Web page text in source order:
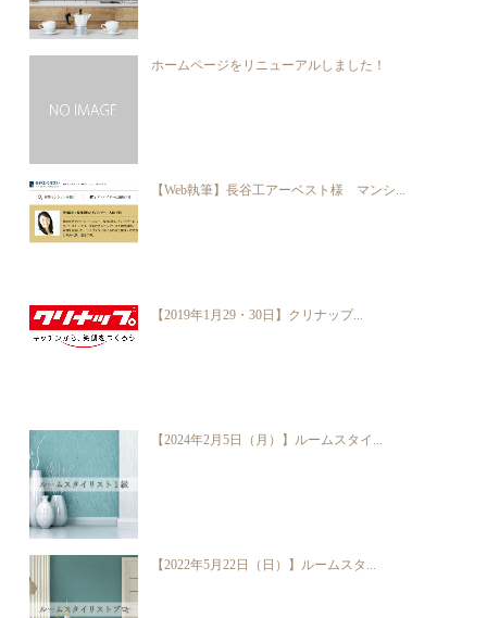
ホームページをリニューアルしました！
【Web執筆】長谷工アーベスト様 マンシ...
【2019年1月29・30日】クリナップ...
【2024年2月5日（月）】ルームスタイ...
【2022年5月22日（日）】ルームスタ...